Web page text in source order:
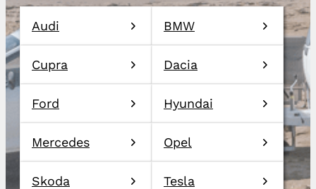
Audi BMW
Cupra Dacia
Ford Hyundai
Mercedes Opel
Skoda Tesla